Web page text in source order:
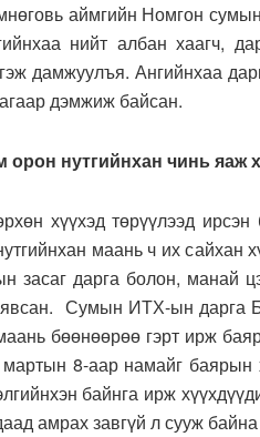
аймгийн Номгон
нийт албан хаагч,
дамжуулъя. Ангийнхаа
дэмжиж байсан.
орон нутгийнхан чинь яаж
хүүхэд төрүүлээд
маань ч их сайхан
засаг дарга болон, манай
явсан. Сумын ИТХ-ын дарга
бөөнөөрөө гэрт ирж
8-аар намайг баярын
байнга ирж
амрах завгүй л сууж